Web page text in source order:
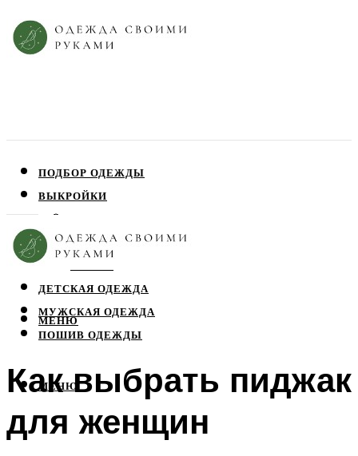
ПОДБОР ОДЕЖДЫ
ВЫКРОЙКИ
ЮБКИ
ДЕТСКАЯ ОДЕЖДА
МУЖСКАЯ ОДЕЖДА
ПОШИВ ОДЕЖДЫ
МЕНЮ
МЕНЮ
Как выбрать пиджак
для женщин